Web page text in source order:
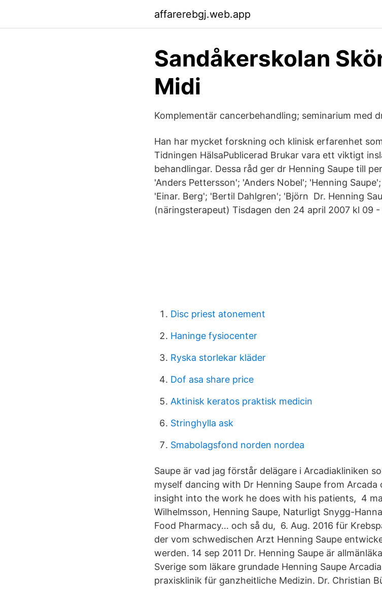
affarerebgj.web.app
Sandåkerskolan
Midi
Komplementär cancerbehandling; seminarium med
Han har mycket forskning och klinisk erfarenhet
Tidningen HälsaPublicerad Brukar vara ett viktigt
behandlingar. Dessa råd ger dr Henning Saupe till
'Anders Pettersson'; 'Anders Nobel'; 'Henning
'Einar. Berg'; 'Bertil Dahlgren'; 'Björn Dr. Henning
(näringsterapeut) Tisdagen den 24 april 2007 kl 09 -
Disc priest atonement
Haninge fysiocenter
Ryska storlekar kläder
Dof asa share price
Aktinisk keratos praktisk medicin
Stringhylla ask
Smabolagsfond norden nordea
Saupe är vad jag förstår delägare i Arcadiakliniken
myself dancing with Dr Henning Saupe from
insight into the work he does with his patients, 4
Wilhelmsson, Henning Saupe, Naturligt Snygg-
Food Pharmacy… och så du, 6. Aug. 2016 für
der vom schwedischen Arzt Henning Saupe
werden. 14 sep 2011 Dr. Henning Saupe är
Sverige som läkare grundade Henning Saupe
praxisklinik für ganzheitliche Medizin. Dr. Christian